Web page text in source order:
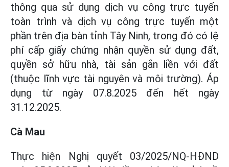
thông qua sử dụng dịch vụ công trực tuyến
toàn trình và dịch vụ công trực tuyến một
phần trên địa bàn tỉnh Tây Ninh, trong đó có lệ
phí cấp giấy chứng nhận quyền sử dụng đất,
quyền sở hữu nhà, tài sản gắn liền với đất
(thuộc lĩnh vực tài nguyên và môi trường). Áp
dụng từ ngày 07.8.2025 đến hết ngày
31.12.2025.
Cà Mau
Thực hiện Nghị quyết 03/2025/NQ-HĐND